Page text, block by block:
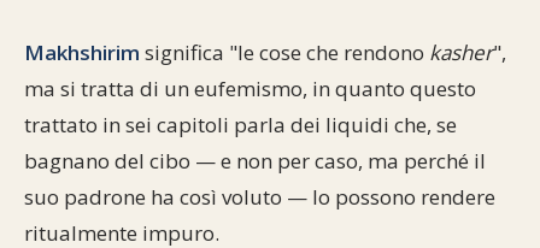
Personaggi celebri
Tanach
Parliamone
Netiquette
Makhshirim significa "le cose che rendono kasher",
ma si tratta di un eufemismo, in quanto questo
trattato in sei capitoli parla dei liquidi che, se
bagnano del cibo — e non per caso, ma perché il
suo padrone ha così voluto — lo possono rendere
ritualmente impuro.